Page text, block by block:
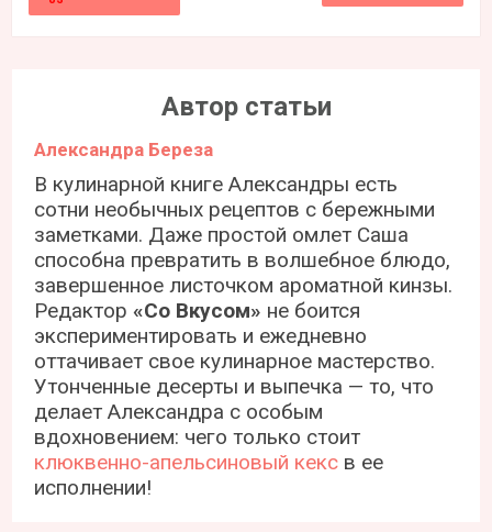
Автор статьи
Александра Береза
В кулинарной книге Александры есть
сотни необычных рецептов с бережными
заметками. Даже простой омлет Саша
способна превратить в волшебное блюдо,
завершенное листочком ароматной кинзы.
Редактор«Со Вкусом» не боится
экспериментировать и ежедневно
оттачивает свое кулинарное мастерство.
Утонченные десерты и выпечка — то, что
делает Александра с особым
вдохновением: чего только стоит
клюквенно-апельсиновый кекс в ее
исполнении!